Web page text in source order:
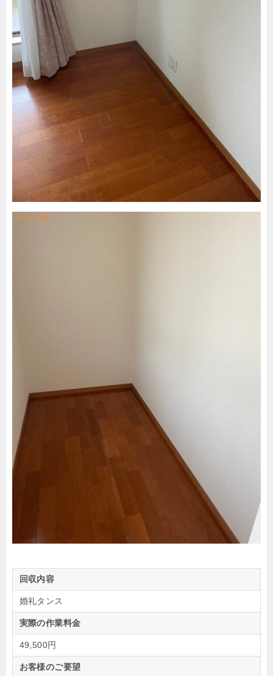
回収内容
婚礼タンス
実際の作業料金
49,500円
お客様のご要望